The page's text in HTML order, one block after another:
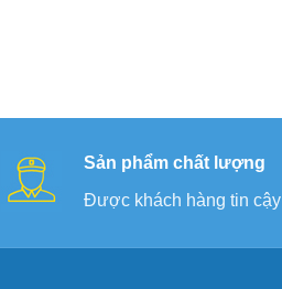
Sản phẩm chất lượng
Được khách hàng tin cậy